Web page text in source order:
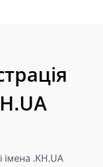
імена .KH.UA